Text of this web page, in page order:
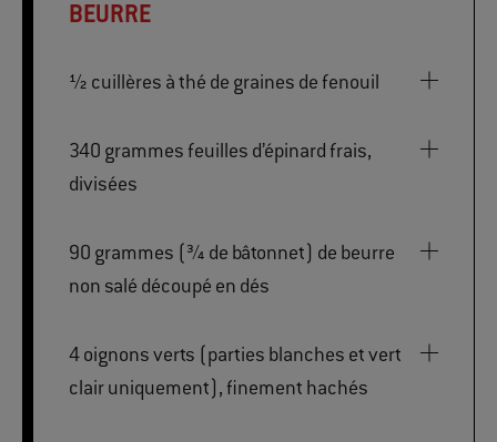
BEURRE
½ cuillères à thé de graines de fenouil
340 grammes feuilles d’épinard frais,
divisées
90 grammes (¾ de bâtonnet) de beurre
non salé découpé en dés
4 oignons verts (parties blanches et vert
clair uniquement), finement hachés